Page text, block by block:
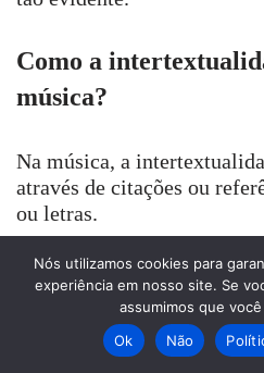
Como a
música?
Na música, a
através de citações ou
ou letras.
A intertextualidade
literatura?
Nós utilizamos cookies para
experiência em nosso site. Se
assumimos que
Ok
Não